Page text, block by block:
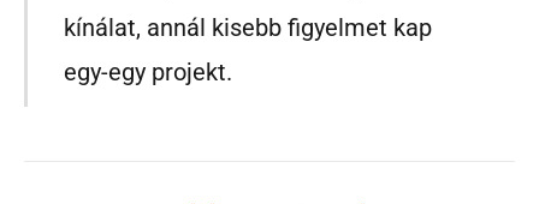
kínálat, annál kisebb figyelmet kap
egy-egy projekt.